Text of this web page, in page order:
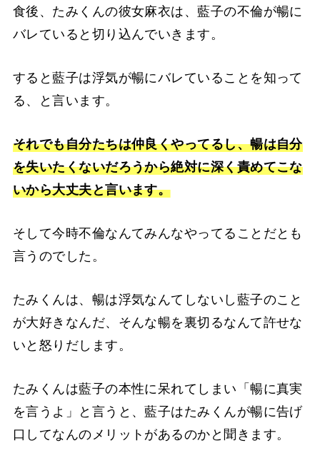
食後、たみくんの彼女麻衣は、藍子の不倫が暢に
バレていると切り込んでいきます。
すると藍子は浮気が暢にバレていることを知って
る、と言います。
それでも自分たちは仲良くやってるし、暢は自分
を失いたくないだろうから絶対に深く責めてこな
いから大丈夫と言います。
そして今時不倫なんてみんなやってることだとも
言うのでした。
たみくんは、暢は浮気なんてしないし藍子のこと
が大好きなんだ、そんな暢を裏切るなんて許せな
いと怒りだします。
たみくんは藍子の本性に呆れてしまい「暢に真実
を言うよ」と言うと、藍子はたみくんが暢に告げ
口してなんのメリットがあるのかと聞きます。